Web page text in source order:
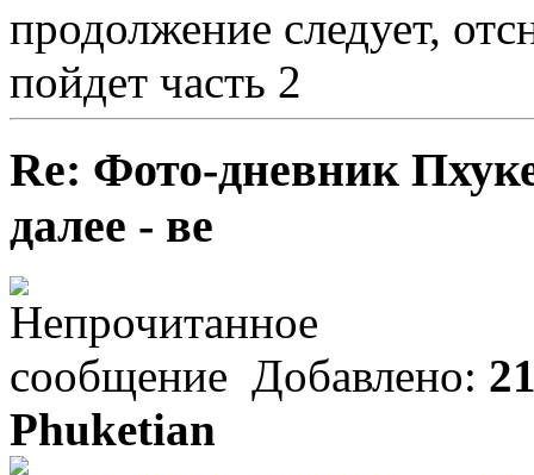
продолжение следует,
пойдет часть 2
Re: Фото-дневник
далее - ве
Добавлено:
Phuketian